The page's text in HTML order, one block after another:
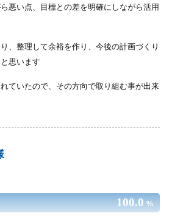
悪い点、目標との差を明確にしながら活用
、整理して余裕を作り、今後の計画づくり
思います
ていたので、その方向で取り組む事が出来
100.0 %